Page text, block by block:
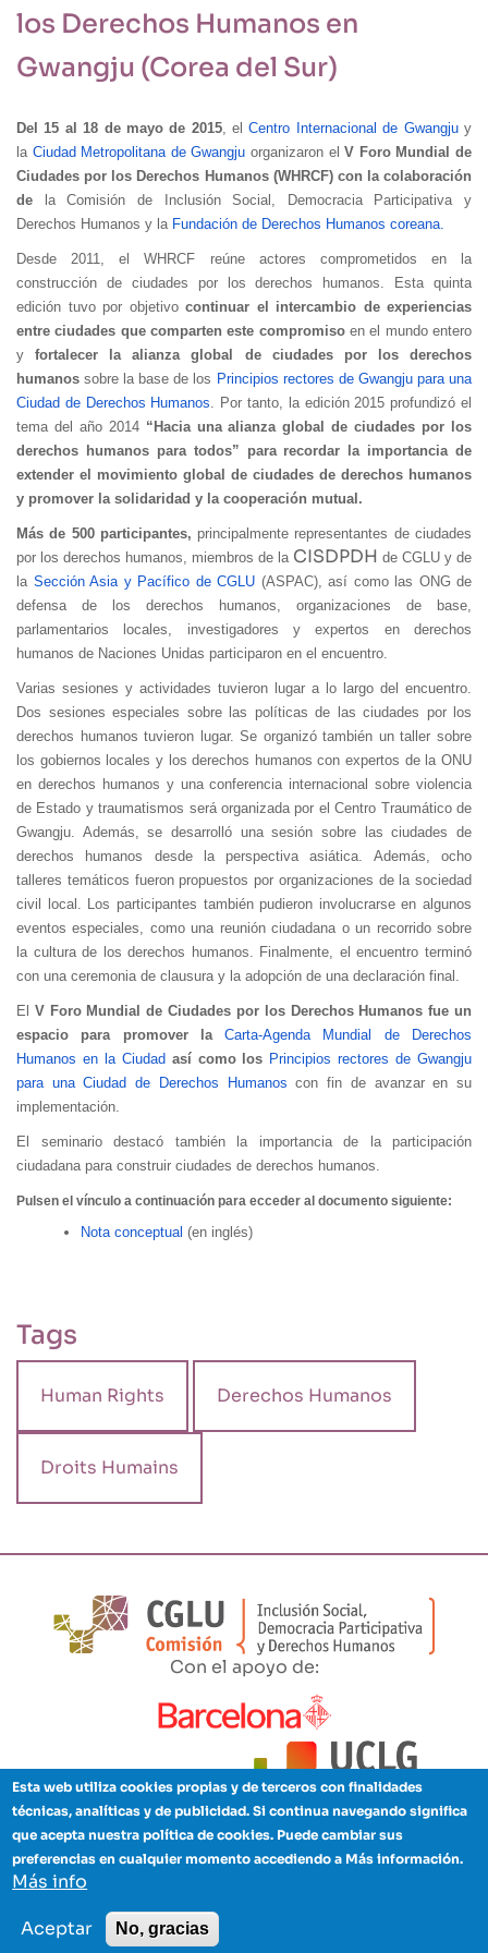
los Derechos Humanos en
Gwangju (Corea del Sur)
Del 15 al 18 de mayo de 2015, elCentro Internacional de Gwangjuy
la Ciudad Metropolitana de Gwangju organizaron elV Foro Mundial de
Ciudades por los Derechos Humanos (WHRCF) con la colaboración
de la Comisión de Inclusión Social, Democracia Participativa y
Derechos Humanos y la Fundación de Derechos Humanos coreana.
Desde 2011, el WHRCF reúne actores comprometidos en la
construcción de ciudades por los derechos humanos. Esta quinta
edición tuvo por objetivo continuar el intercambio de experiencias
entre ciudades que comparten este compromiso en el mundo entero
yfortalecer la alianza global de ciudades por los derechos
humanos sobre la base de los Principios rectores de Gwangju para una
Ciudad de Derechos Humanos . Por tanto, la edición 2015 profundizó el
tema del año 2014 “ Hacia una alianza global de ciudades por los
derechos humanos para todos” para recordar la importancia de
extender el movimiento global de ciudades de derechos humanos
y promover la solidaridad y la cooperación mutual.
Más de 500 participantes, principalmente representantes de ciudades
por los derechos humanos, miembros de la CISDPDH de CGLU y de
la Sección Asia y Pacífico de CGLU (ASPAC), así como las ONG de
defensa de los derechos humanos, organizaciones de base,
parlamentarios locales, investigadores y expertos en derechos
humanos de Naciones Unidas participaron en el encuentro.
Varias sesiones y actividades tuvieron lugar a lo largo del encuentro.
Dos sesiones especiales sobre las políticas de las ciudades por los
derechos humanos tuvieron lugar. Se organizó también un taller sobre
los gobiernos locales y los derechos humanos con expertos de la ONU
en derechos humanos y una conferencia internacional sobre violencia
de Estado y traumatismos será organizada por el Centro Traumático de
Gwangju. Además, se desarrolló una sesión sobre las ciudades de
derechos humanos desde la perspectiva asiática. Además, ocho
talleres temáticos fueron propuestos por organizaciones de la sociedad
civil local. Los participantes también pudieron involucrarse en algunos
eventos especiales, como una reunión ciudadana o un recorrido sobre
la cultura de los derechos humanos. Finalmente, el encuentro terminó
con una ceremonia de clausura y la adopción de una declaración final.
El V Foro Mundial de Ciudades por los Derechos Humanos fue un
espacio para promover laCarta-Agenda Mundial de Derechos
Humanos en la Ciudad así como los Principios rectores de Gwangju
para una Ciudad de Derechos Humanos con fin de avanzar en su
implementación.
El seminario destacó también la importancia de la participación
ciudadana para construir ciudades de derechos humanos.
Pulsen el vínculo a continuación para ecceder al documento siguiente:
Nota conceptual (en inglés)
Tags
Human Rights Derechos Humanos
Droits Humains
Con el apoyo de:
Enlaces
pie
Aviso legal Política de privacidad Cookies Créditos
© Copyright 2021 - CISDP
Esta web utiliza cookies propias y de terceros con finalidades
técnicas, analíticas y de publicidad. Si continua navegando significa
que acepta nuestra política de cookies. Puede cambiar sus
preferencias en cualquier momento accediendo a Más información.
Más info
Aceptar No, gracias